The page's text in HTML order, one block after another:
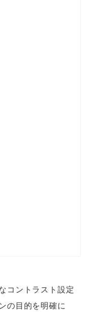
コントラスト設定
の目的を明確に